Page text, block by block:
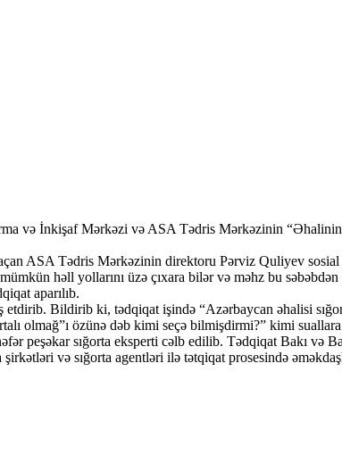
və İnkişaf Mərkəzi və ASA Tədris Mərkəzinin
ASA Tədris Mərkəzinin direktoru Pərviz Quliyev
həll yollarını üzə çıxara bilər və məhz bu səbəbdən
aparılıb.
Bildirib ki, tədqiqat işində “Azərbaycan əhalisi
olmağ”ı özünə dəb kimi seçə bilmişdirmi?” kimi suallara
peşəkar sığorta eksperti cəlb edilib. Tədqiqat Bakı və
və sığorta agentləri ilə tətqiqat prosesində